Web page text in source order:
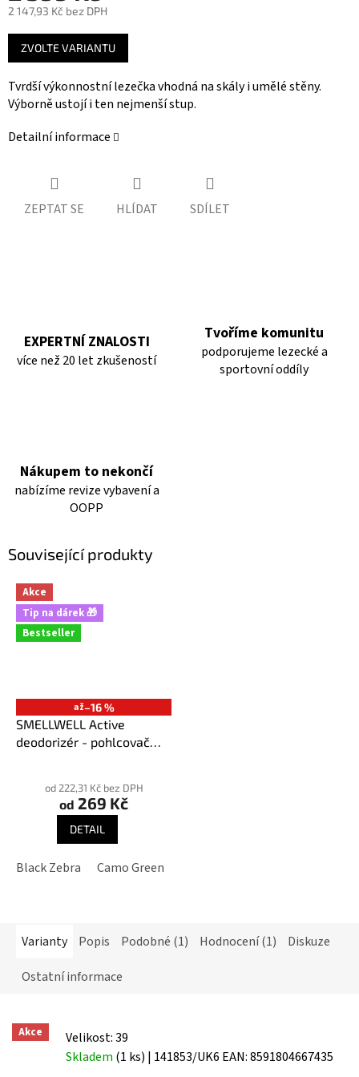
2 147,93 Kč bez DPH
Měrná
cena:
ZVOLTE VARIANTU
Tvrdší výkonnostní lezečka vhodná na skály i umělé stěny.
Výborně ustojí i ten nejmenší stup.
Detailní informace
ZEPTAT SE HLÍDAT SDÍLET
EXPERTNÍ ZNALOSTI
více než 20 let zkušeností
Tvoříme komunitu
podporujeme lezecké a
sportovní oddíly
Nákupem to nekončí
nabízíme revize vybavení a
OOPP
Související produkty
Akce
Tip na dárek 🎁
Bestseller
až–16 %
SMELLWELL Active
deodorizér - pohlcovač
hodnocení
produktu
5
od 222,31 Kč bez DPH
od 269 Kč
DETAIL
Black Zebra Camo Green
Varianty Popis Podobné (1) Hodnocení (1)
Diskuze
Ostatní informace
Akce
Velikost: 39
Skladem (1 ks) | 141853/UK6 EAN:8591804667435